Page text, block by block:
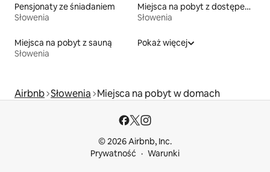
Pensjonaty ze śniadaniem
Słowenia
Miejsca na pobyt z dostępem do plaży
Słowenia
Miejsca na pobyt z sauną
Słowenia
Pokaż więcej
Airbnb Słowenia Miejsca na pobyt w domach
© 2026 Airbnb, Inc.
Prywatność
Warunki